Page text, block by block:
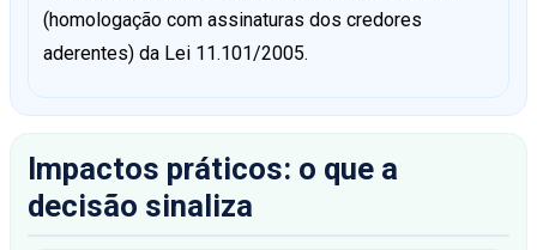
(homologação com assinaturas dos credores
aderentes) da Lei 11.101/2005.
Impactos práticos: o que a
decisão sinaliza